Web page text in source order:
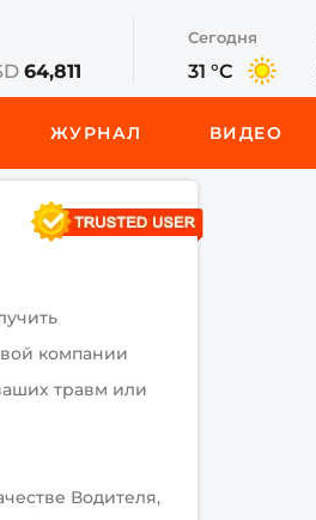
64,811
Сегодня
31 °C
ЖУРНАЛ ВИДЕО
компании
травм или
Водителя,